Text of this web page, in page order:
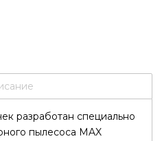
разработан специально
пылесоса MAX